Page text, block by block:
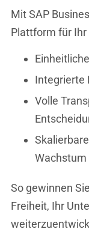
Mit SAP
Plattform für
Integrierte
Volle
Wachstum
So gewinnen
Freiheit, Ihr